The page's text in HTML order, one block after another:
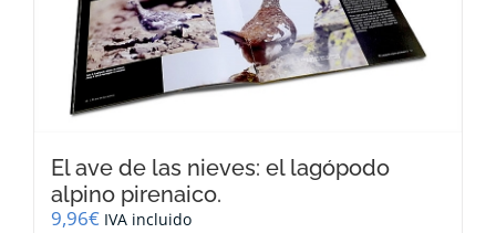
El ave de las nieves: el lagópodo
alpino pirenaico.
9,96€ IVA incluido